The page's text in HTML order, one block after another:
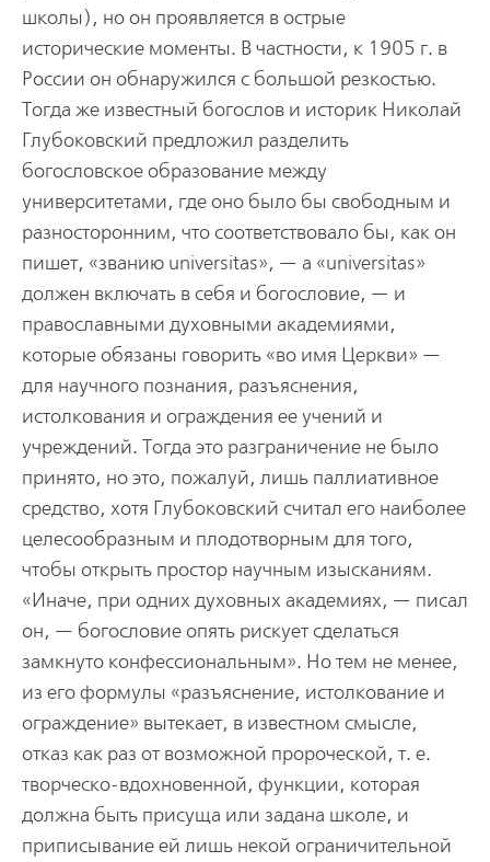
школы), но он проявляется в острые
исторические моменты. В частности, к 1905 г. в
России он обнаружился с большой резкостью.
Тогда же известный богослов и историк Николай
Глубоковский предложил разделить
богословское образование между
университетами, где оно было бы свободным и
разносторонним, что соответствовало бы, как он
пишет, «званию universitas», — а «universitas»
должен включать в себя и богословие, — и
православными духовными академиями,
которые обязаны говорить «во имя Церкви» —
для научного познания, разъяснения,
истолкования и ограждения ее учений и
учреждений. Тогда это разграничение не было
принято, но это, пожалуй, лишь паллиативное
средство, хотя Глубоковский считал его наиболее
целесообразным и плодотворным для того,
чтобы открыть простор научным изысканиям.
«Иначе, при одних духовных академиях, — писал
он, — богословие опять рискует сделаться
замкнуто конфессиональным». Но тем не менее,
из его формулы «разъяснение, истолкование и
ограждение» вытекает, в известном смысле,
отказ как раз от возможной пророческой, т. е.
творческо-вдохновенной, функции, которая
должна быть присуща или задана школе, и
приписывание ей лишь некой ограничительной